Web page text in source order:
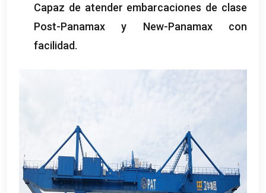
Capaz de atender embarcaciones de clase
Post-Panamax y New-Panamax con
facilidad.